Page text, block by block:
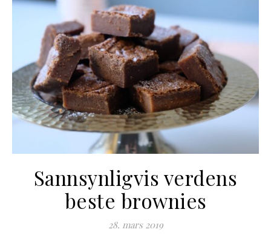
Sannsynligvis verdens
beste brownies
28. mars 2019